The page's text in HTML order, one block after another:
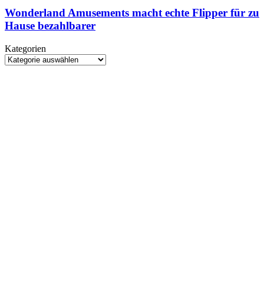
randaliert
wieder
im
Spin-
off
Stecker
macht
echte
Flipper
zu
Hause
Wonderland Amusements macht echte Flipper für zu
Hause bezahlbarer
Kategorien
Kategorien